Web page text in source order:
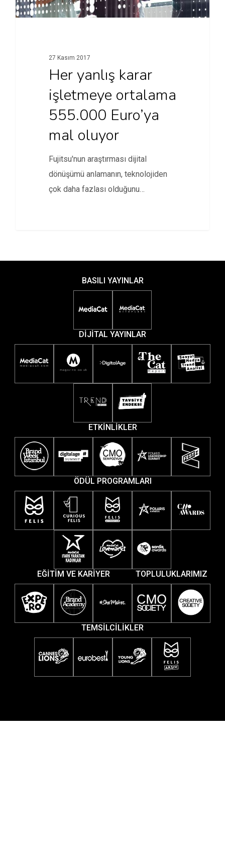
27 Kasım 2017
Her yanlış karar
işletmeye ortalama
555.000 Euro’ya
mal oluyor
Fujitsu'nun araştırması dijital
dönüşümü anlamanın, teknolojiden
çok daha fazlası olduğunu
BASILI YAYINLAR
DİJİTAL YAYINLAR
ETKİNLİKLER
ÖDÜL PROGRAMLARI
EĞİTİM VE KARİYER TOPLULUKLARIMIZ
TEMSİLCİLİKLER